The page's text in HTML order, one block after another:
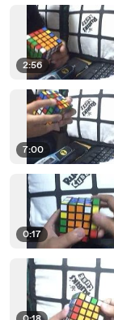
2:56
7:00
0:17